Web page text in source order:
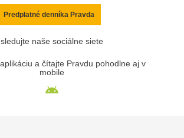
Predplatné denníka Pravda
sledujte naše sociálne siete
a čítajte Pravdu pohodlne aj v
mobile